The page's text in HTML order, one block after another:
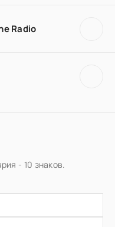
Radio
- 10 знаков.